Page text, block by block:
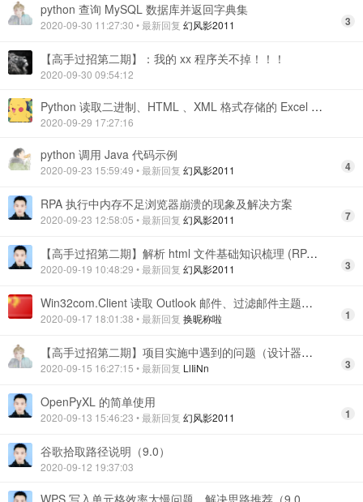
python 查询 MySQL 数据库并返回字典集
2020-09-30 11:27:30 • 最新回复 幻风影2011 3
【高手过招第二期】：我的 xx 程序关不掉！！！
2020-09-30 09:54:12
Python 读取二进制、HTML 、XML 格式存储的 Excel 文件
2020-09-29 17:27:16
python 调用 Java 代码示例
2020-09-23 15:59:49 • 最新回复 幻风影2011 4
RPA 执行中内存不足浏览器崩溃的现象及解决方案
2020-09-23 12:58:05 • 最新回复 幻风影2011 7
【高手过招第二期】解析 html 文件基础知识梳理 (RPA 内置 lxml)
2020-09-19 10:48:29 • 最新回复 幻风影2011 3
Win32com.Client 读取 Outlook 邮件、过滤邮件主题、保存附件并标记为已读
2020-09-17 18:01:38 • 最新回复 换昵称啦 1
【高手过招第二期】项目实施中遇到的问题（设计器版本 8.0）
2020-09-15 16:27:15 • 最新回复 LlIiNn 3
OpenPyXL 的简单使用
2020-09-13 15:46:23 • 最新回复 幻风影2011 1
谷歌拾取路径说明（9.0）
2020-09-12 19:37:03